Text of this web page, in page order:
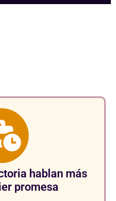
hablan más
promesa